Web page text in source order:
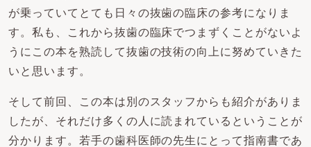
が乗っていてとても日々の抜歯の臨床の参考になりま
す。私も、これから抜歯の臨床でつまずくことがないよ
うにこの本を熟読して抜歯の技術の向上に努めていきた
いと思います。
そして前回、この本は別のスタッフからも紹介がありま
したが、それだけ多くの人に読まれているということが
分かります。若手の歯科医師の先生にとって指南書であ